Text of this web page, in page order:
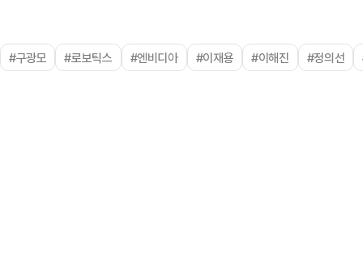
#구광모 #로보틱스 #엔비디아 #이재용 #이해진 #정의선